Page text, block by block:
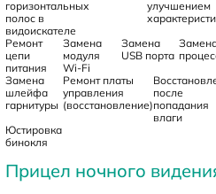
горизонтальных
полос в
видоискателе
улучшением
Ремонт
цепи
питания
Замена
модуля
Wi-Fi
Замена
USB порта
Замена
шлейфа
гарнитуры
Ремонт платы
управления
(восстановление)
после
попадания
влаги
Юстировка
бинокля
Прицел ночного